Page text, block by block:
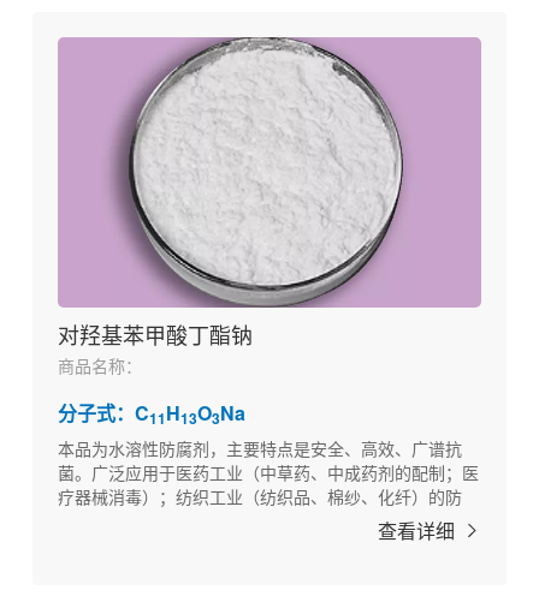
对羟基苯甲酸丁酯钠
商品名称：
分子式：C11H13O3Na
本品为水溶性防腐剂，主要特点是安全、高效、广谱抗
菌。广泛应用于医药工业（中草药、中成药剂的配制；医
疗器械消毒）；纺织工业（纺织品、棉纱、化纤）的防
腐。以及其他如化妆品、饲料、日用工业品的防腐。
查看详细